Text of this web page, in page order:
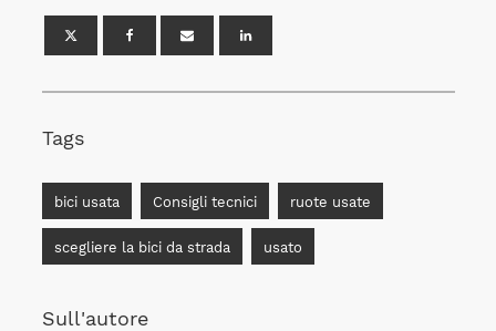
Tags
bici usata Consigli tecnici ruote usate
scegliere la bici da strada usato
Sull'autore